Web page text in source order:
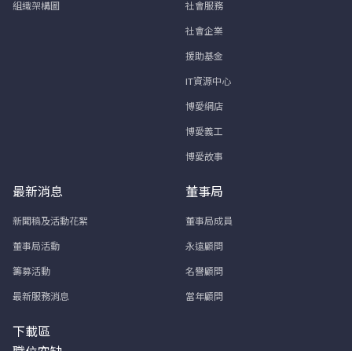
組織架構圖
社會服務
社會企業
援助基金
IT資源中心
博愛網店
博愛義工
博愛故事
最新消息
新聞稿及活動花絮
董事局活動
籌募活動
最新服務消息
董事局
董事局成員
永遠顧問
名譽顧問
當年顧問
下載區